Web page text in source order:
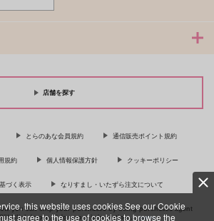
this website uses cookies.See our Cookie
agree to the use of cookies to browse the
店舗を探す
とらのあな会員規約 通信販売ポイント規約
規約 個人情報保護方針 クッキーポリシー
づく表示 なりすまし・いたずら注文について
you can ship your purchases by using purchases agent
Click {more…} for more information …more